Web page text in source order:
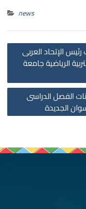
news
الإتحاد العربى
الرياضية جامعة
الفصل الدراسى
الجديدة